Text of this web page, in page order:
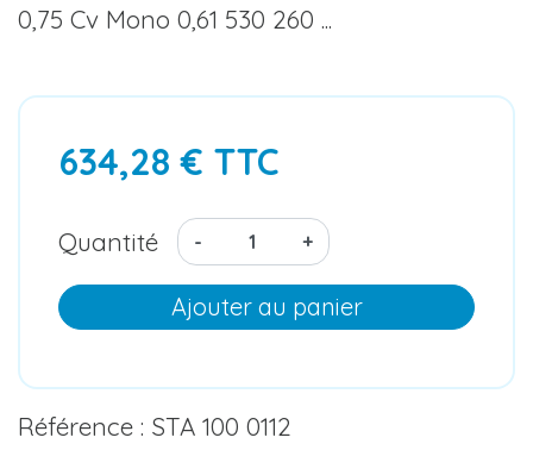
0,75 Cv Mono 0,61 530 260 ...
634,28 € TTC
Quantité - +
Ajouter au panier
Référence : STA 100 0112